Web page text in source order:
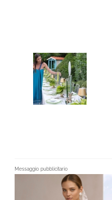
Messaggio pubblicitario